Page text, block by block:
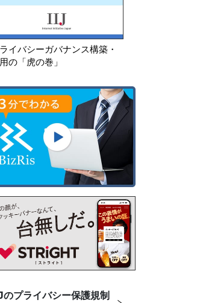
イバシーガバナンス構築・
の「虎の巻」
のプライバシー保護規制